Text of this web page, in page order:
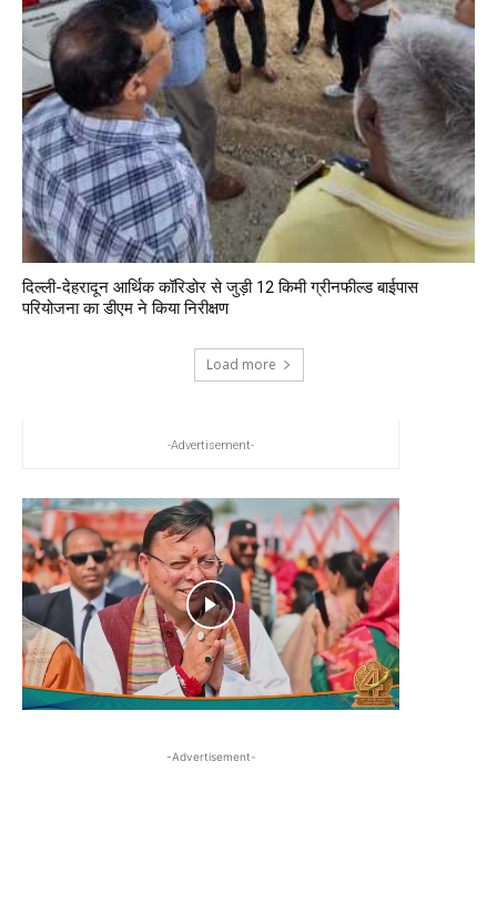
दिल्ली-देहरादून आर्थिक कॉरिडोर से जुड़ी 12 किमी ग्रीनफील्ड बाईपास
परियोजना का डीएम ने किया निरीक्षण
Load more
-Advertisement-
-Advertisement-